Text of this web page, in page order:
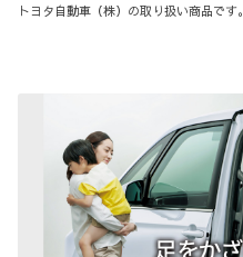
トヨタ自動車（株）の取り扱い商品です。